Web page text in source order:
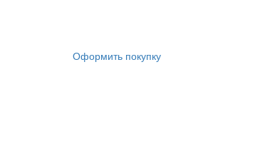
Оформить покупку